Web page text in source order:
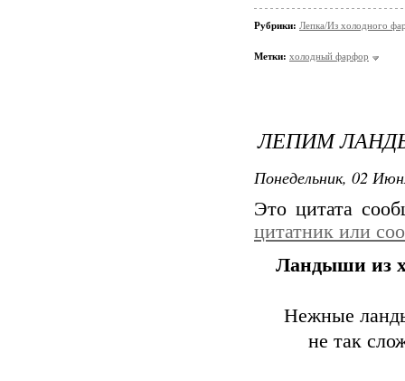
Рубрики: Лепка/Из холодного
Метки: холодный фарфор
ЛЕПИМ
Понедельник, 02
Это цитата
цитатник или
Ландыши из
Нежные
не так